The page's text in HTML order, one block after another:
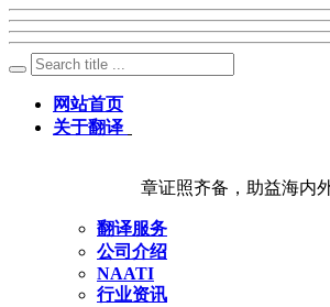
网站首页
关于翻译
章证照齐备，助益海内
翻译服务
公司介绍
NAATI
行业资讯